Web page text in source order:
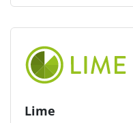
Lime